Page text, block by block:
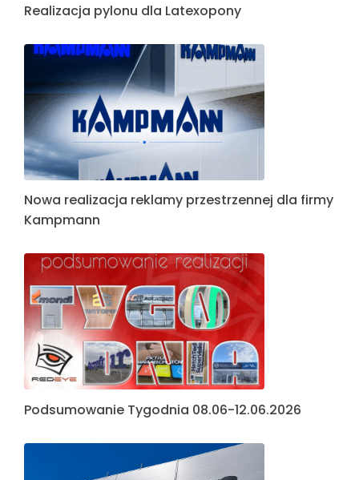
Realizacja pylonu dla Latexopony
Nowa realizacja reklamy przestrzennej dla firmy
Kampmann
Podsumowanie Tygodnia 08.06-12.06.2026